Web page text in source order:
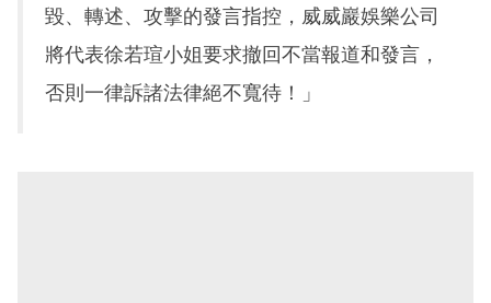
毀、轉述、攻擊的發言指控，威威巖娛樂公司
將代表徐若瑄小姐要求撤回不當報道和發言，
否則一律訴諸法律絕不寬待！」